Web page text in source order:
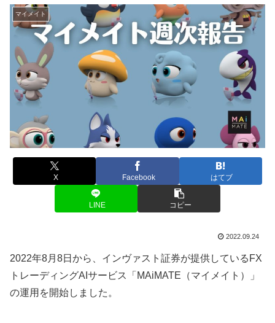
マイメイト
X Facebook はてブ
LINE コピー
2022.09.24
2022年8月8日から、インヴァスト証券が提供しているFX
トレーディングAIサービス「MAiMATE（マイメイト）」
の運用を開始しました。